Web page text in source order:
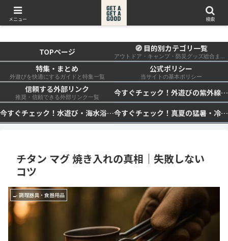
get a get a good
TOPページ 🧭 目的別カテゴリ一覧
アウトドア・キャンプ・防災グッズ総合まとめ
特集・まとめ
外遊びを快適にするガイドと特集一覧
公式ポリシー
当サイトの基本ポリシー
信頼する外部リンク
推奨・信頼できる外部リンク一覧
今すぐチェック！外遊びの紫外線対策・日差し快適化計画｜帽子・日傘・ウェア・日焼け止めを総まとめ☀️🏕️👓
今すぐチェック！水遊び・海水浴の快適化計画｜浮き輪・服装・日陰・安全対策を総まとめ🏖️🌊✨
今すぐチェック！真夏の猛暑・冷却・保冷快適化計画｜外遊び・キャンプ・車中泊の暑さ対策を総まとめ☀️🧊🏕️
チタン マグ 焼き入れの真相｜失敗しない
コツ
🍳 調理器具・食器用品
メニュー 検索